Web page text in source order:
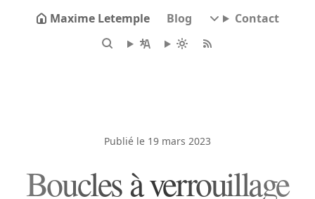
Maxime Letemple Blog Contact
Publié le 19 mars 2023
Boucles à verrouillage